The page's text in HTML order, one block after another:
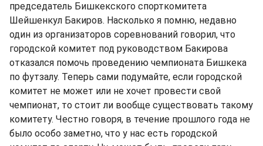
председатель Бишкекского спорткомитета
Шейшенкул Бакиров. Насколько я помню, недавно
один из организаторов соревнований говорил, что
городской комитет под руководством Бакирова
отказался помочь проведению чемпионата Бишкека
по футзалу. Теперь сами подумайте, если городской
комитет не может или не хочет провести свой
чемпионат, то стоит ли вообще существовать такому
комитету. Честно говоря, в течение прошлого года не
было особо заметно, что у нас есть городской